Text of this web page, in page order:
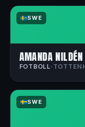
SWE
AMANDA NILDÉN
FOTBOLL·
SWE